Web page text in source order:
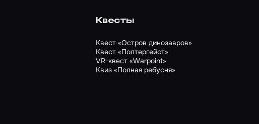
Квесты
Квест «Остров динозавров»
Квест «Полтергейст»
VR-квест «Warpoint»
Квиз «Полная ребусня»